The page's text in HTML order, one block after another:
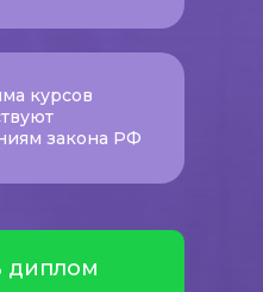
диплом
курсов
закона РФ